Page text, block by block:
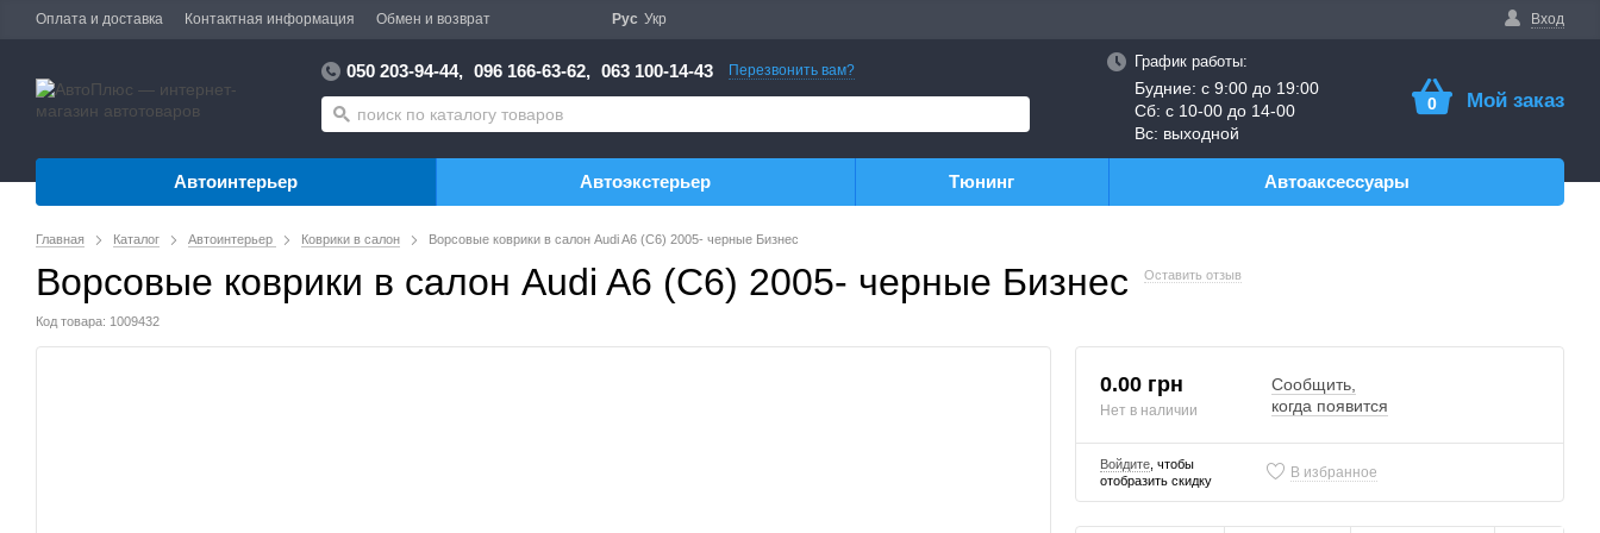
Оплата и доставка Контактная информация Обмен и возврат Вход
Рус Укр
050 203-94-44, 096 166-63-62, 063 100-14-43 Перезвонить вам? График работы:
Будние: с 9:00 до 19:00
Сб: с 10-00 до 14-00
Вс: выходной
0 Мой заказ
Автоинтерьер Автоэкстерьер Тюнинг Автоаксессуары
Главная Каталог Автоинтерьер Коврики в салон Ворсовые коврики в салон Audi A6 (C6) 2005- черные Бизнес
Ворсовые коврики в салон Audi A6 (C6) 2005- черные Бизнес Оставить отзыв
Код товара: 1009432
0.00 грн
Нет в наличии
Сообщить,
когда появится
Войдите , чтобы
отобразить скидку
В избранное